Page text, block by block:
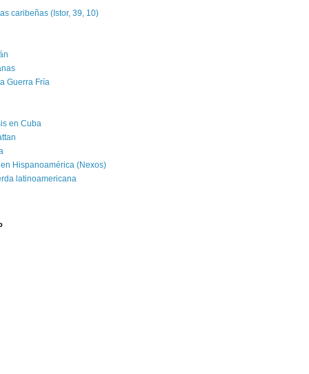
caribeñas (Istor, 39, 10)
Guerra Fría
en Cuba
Hispanoamérica (Nexos)
latinoamericana